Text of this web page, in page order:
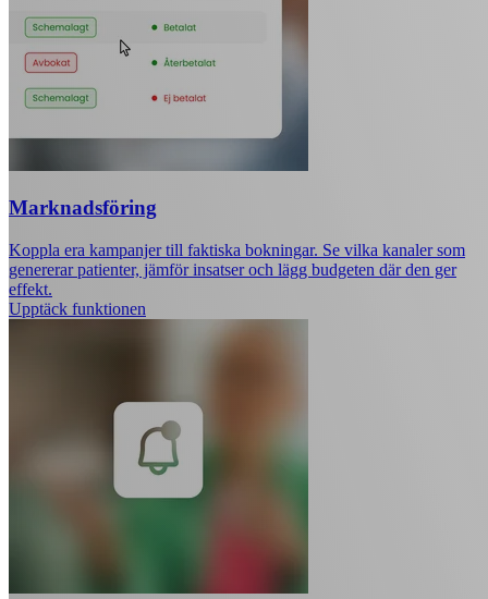
Marknadsföring
Koppla era kampanjer till faktiska bokningar. Se vilka kanaler som
genererar patienter, jämför insatser och lägg budgeten där den ger
effekt.
Upptäck funktionen